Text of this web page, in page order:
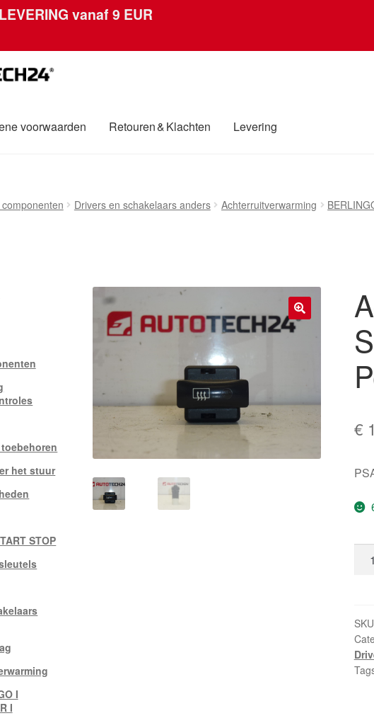
LEVERING vanaf 9 EUR
voorwaarden Retouren & Klachten Levering
Wereldwijde verzendingWinkelwagen
Drivers en schakelaars anders Achterruitverwarming
🔍
€
het stuur
STOP
I
I